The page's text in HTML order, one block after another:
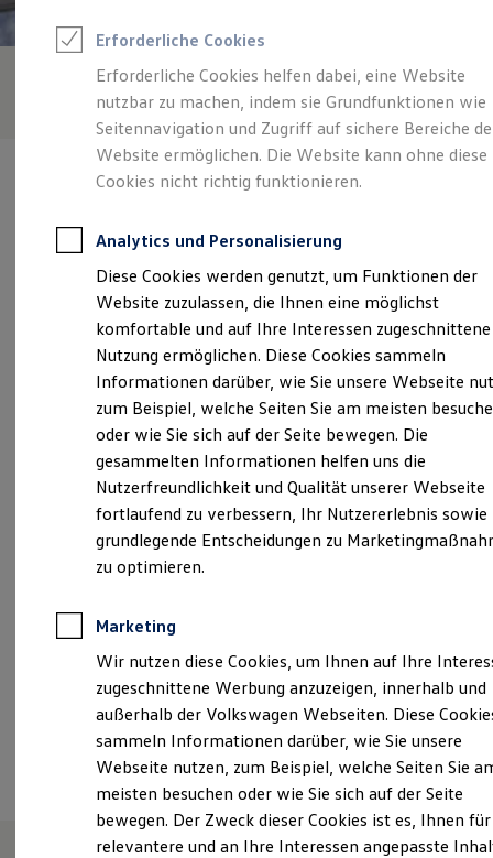
Rettungsdienste
ONE Business ID Vorteile
Fahrzeugsuche & Marktplatz
Fahrzeugsuche
Fahrzeuge online kaufen
Digitaler Marktplatz
Kauf & Finanzierung
Online-Fahrzeugbewertung
Für Privatkunden
Für Gewerbekunden
Profi Paket
TopDeal
Gebrauchtwagen
ProfiPartner für Gebrauchtwagen
Zertifizierte Gebrauchtwagen
Finanzierung
Für Privatkunden
Für Gewerbekunden
Leasing
Für Privatkunden
Für Gewerbekunden
Versicherungen & Garantien
Garantien
Kfz-Versicherung für Nutzfahrzeuge
Restschuldversicherung
Wartungsverträge
Reparatur & Service
Sommer-Special
Reparatur, Pflege & Inspektion
Servicetermin anfragen
Service-Vorteile bei Volkswagen Nutzfahrzeuge
ServicePlus
Economy Service
Räder & Reifen Service
Ersatzfahrzeuge
Notdienst und Pannenhilfe
Software, Konnektivität & Apps
California App
Verantwortlich für die Inhalte auf dieser Seite ist die Schmidt +
Koch GmbH (Impressum & Rechtliches)
Banter Weg 175, 26389 Wilhelmshaven
whv@schmidt-und-koch.de
+49 4421 18090
Montag-Freitag 07:00-18:00 Uhr
Samstag
09:00 -13:00 Uhr
Ansprechpartner
Termin vereinbaren
Erforderliche Cookies
Erforderliche Cookies helfen dabei, eine Website
nutzbar zu machen, indem sie Grundfunktionen wie
Seitennavigation und Zugriff auf sichere Bereiche
Website ermöglichen. Die Website kann ohne diese
Cookies nicht richtig funktionieren.
Analytics und Personalisierung
Diese Cookies werden genutzt, um Funktionen der
Website zuzulassen, die Ihnen eine möglichst
komfortable und auf Ihre Interessen zugeschnittene
Nutzung ermöglichen. Diese Cookies sammeln
Informationen darüber, wie Sie unsere Webseite
zum Beispiel, welche Seiten Sie am meisten
oder wie Sie sich auf der Seite bewegen. Die
gesammelten Informationen helfen uns die
Nutzerfreundlichkeit und Qualität unserer Webseite
fortlaufend zu verbessern, Ihr Nutzererlebnis sowie
grundlegende Entscheidungen zu
zu optimieren.
Marketing
Wir nutzen diese Cookies, um Ihnen auf Ihre
zugeschnittene Werbung anzuzeigen, innerhalb und
außerhalb der Volkswagen Webseiten. Diese
sammeln Informationen darüber, wie Sie unsere
Webseite nutzen, zum Beispiel, welche Seiten Sie
meisten besuchen oder wie Sie sich auf der Seite
bewegen. Der Zweck dieser Cookies ist es, Ihnen für
relevantere und an Ihre Interessen angepasste